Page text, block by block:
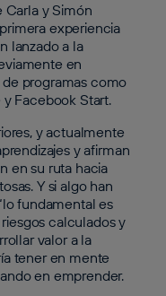
Carla y Simón
experiencia
lanzado a la
en
programas como
Facebook Start.
y actualmente
y afirman
en su ruta hacia
Y si algo han
fundamental es
calculados y
valor a la
tener en mente
en emprender.